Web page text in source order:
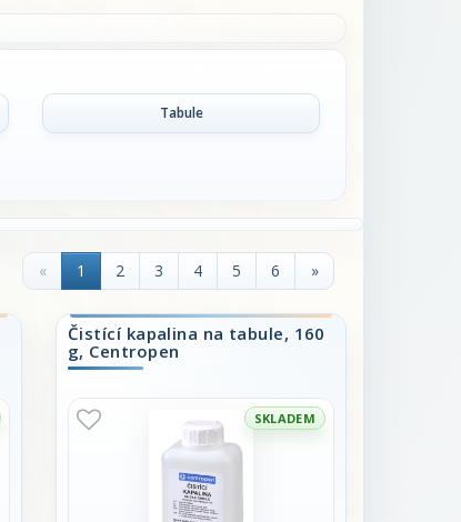
Tabule
« 1 2 3 4 5 6 »
Čistící kapalina na tabule, 160
g, Centropen
SKLADEM